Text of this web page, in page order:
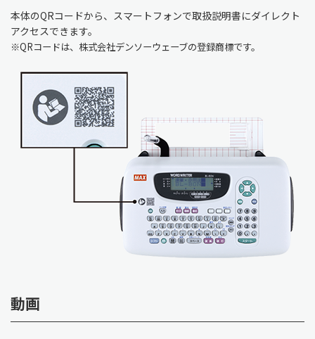
本体のQRコードから、スマートフォンで取扱説明書にダイレクト
アクセスできます。
※QRコードは、株式会社デンソーウェーブの登録商標です。
動画